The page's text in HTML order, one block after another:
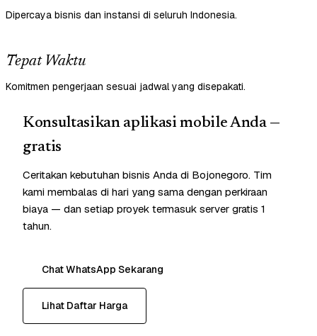
Dipercaya bisnis dan instansi di seluruh Indonesia.
Tepat Waktu
Komitmen pengerjaan sesuai jadwal yang disepakati.
Konsultasikan aplikasi mobile Anda —
gratis
Ceritakan kebutuhan bisnis Anda di Bojonegoro. Tim
kami membalas di hari yang sama dengan perkiraan
biaya — dan setiap proyek termasuk server gratis 1
tahun.
Chat WhatsApp Sekarang
Lihat Daftar Harga